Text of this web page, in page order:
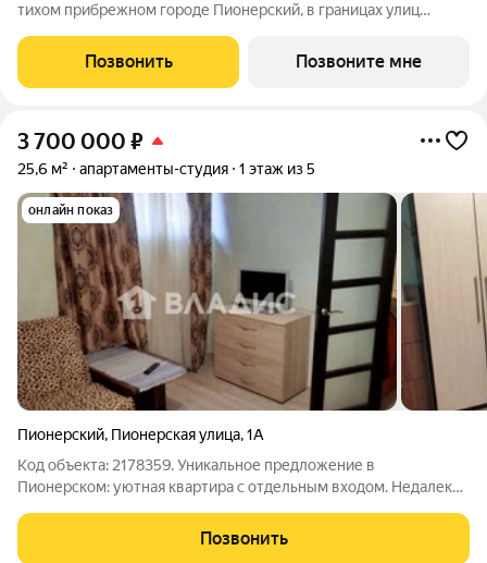
тихом прибрежном городе Пионерский, в границах улиц
Балтийского моря. Комплекс состоит из 5 пятиэтажных домов.
Застройщиком спроектированы одно-,
Позвонить Позвоните мне
3 700 000 ₽
25,6 м² апартаменты-студия 1 этаж из 5
онлайн показ
Пионерский, Пионерская улица,1А
Код объекта: 2178359. Уникальное предложение в
Пионерском: уютная квартира с отдельным входом. Недалеко
соснового парка на берегу моря. Ароматный сосновый воздух
с морским воздухом становится
Позвонить